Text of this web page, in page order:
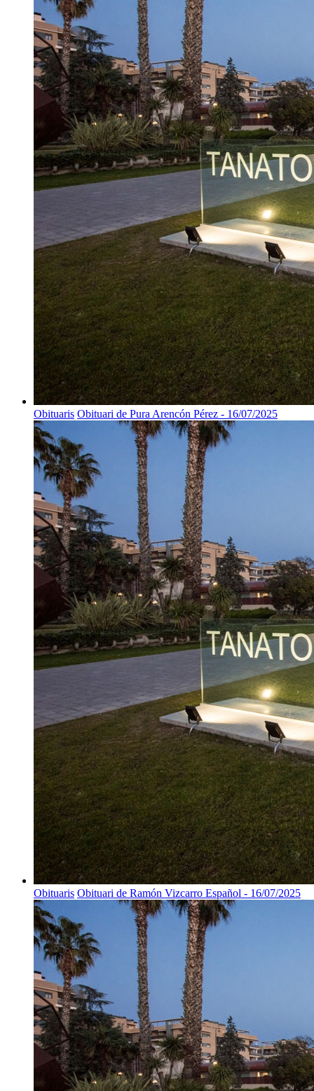
Obituaris Obituari de Pura Arencón Pérez - 16/07/2025
Obituaris Obituari de Ramón Vizcarro Español - 16/07/2025